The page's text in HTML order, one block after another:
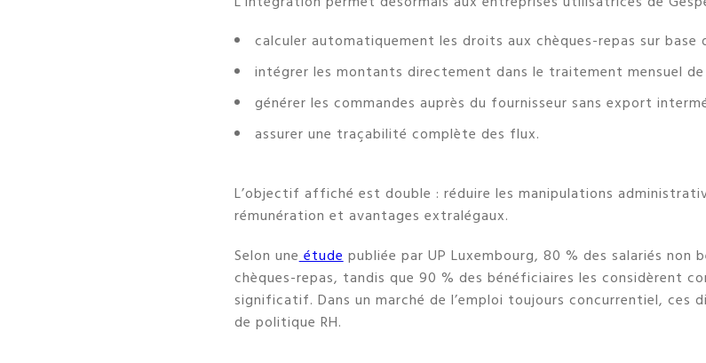
calculer automatiquement les droits aux chèques-repas sur base
intégrer les montants directement dans le traitement mensuel de
générer les commandes auprès du fournisseur sans export
assurer une traçabilité complète des flux.
L’objectif affiché est double : réduire les manipulations
rémunération et avantages extralégaux.
Selon uneétudepubliée par UP Luxembourg, 80 % des salariés non
chèques-repas, tandis que 90 % des bénéficiaires les considèrent
significatif. Dans un marché de l’emploi toujours concurrentiel,
de politique RH.